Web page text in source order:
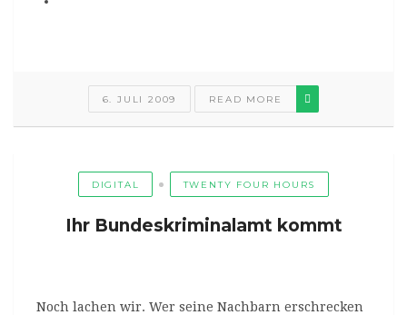
6. JULI 2009 READ MORE
DIGITAL TWENTY FOUR HOURS
Ihr Bundeskriminalamt kommt
Noch lachen wir. Wer seine Nachbarn erschrecken